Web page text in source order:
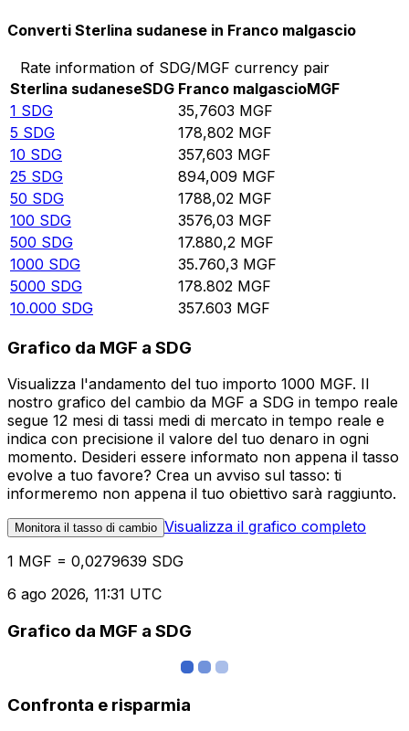
Converti Sterlina sudanese in Franco malgascio
Rate information of SDG/MGF currency pair
Sterlina sudaneseSDG Franco malgascioMGF
1 SDG 35,7603 MGF
5 SDG 178,802 MGF
10 SDG 357,603 MGF
25 SDG 894,009 MGF
50 SDG 1788,02 MGF
100 SDG 3576,03 MGF
500 SDG 17.880,2 MGF
1000 SDG 35.760,3 MGF
5000 SDG 178.802 MGF
10.000 SDG 357.603 MGF
Grafico da MGF a SDG
Visualizza l'andamento del tuo importo 1000 MGF. Il
nostro grafico del cambio da MGF a SDG in tempo reale
segue 12 mesi di tassi medi di mercato in tempo reale e
indica con precisione il valore del tuo denaro in ogni
momento. Desideri essere informato non appena il tasso
evolve a tuo favore? Crea un avviso sul tasso: ti
informeremo non appena il tuo obiettivo sarà raggiunto.
Monitora il tasso di cambio Visualizza il grafico completo
1 MGF = 0,0279639 SDG
6 ago 2026, 11:31 UTC
Grafico da MGF a SDG
Confronta e risparmia